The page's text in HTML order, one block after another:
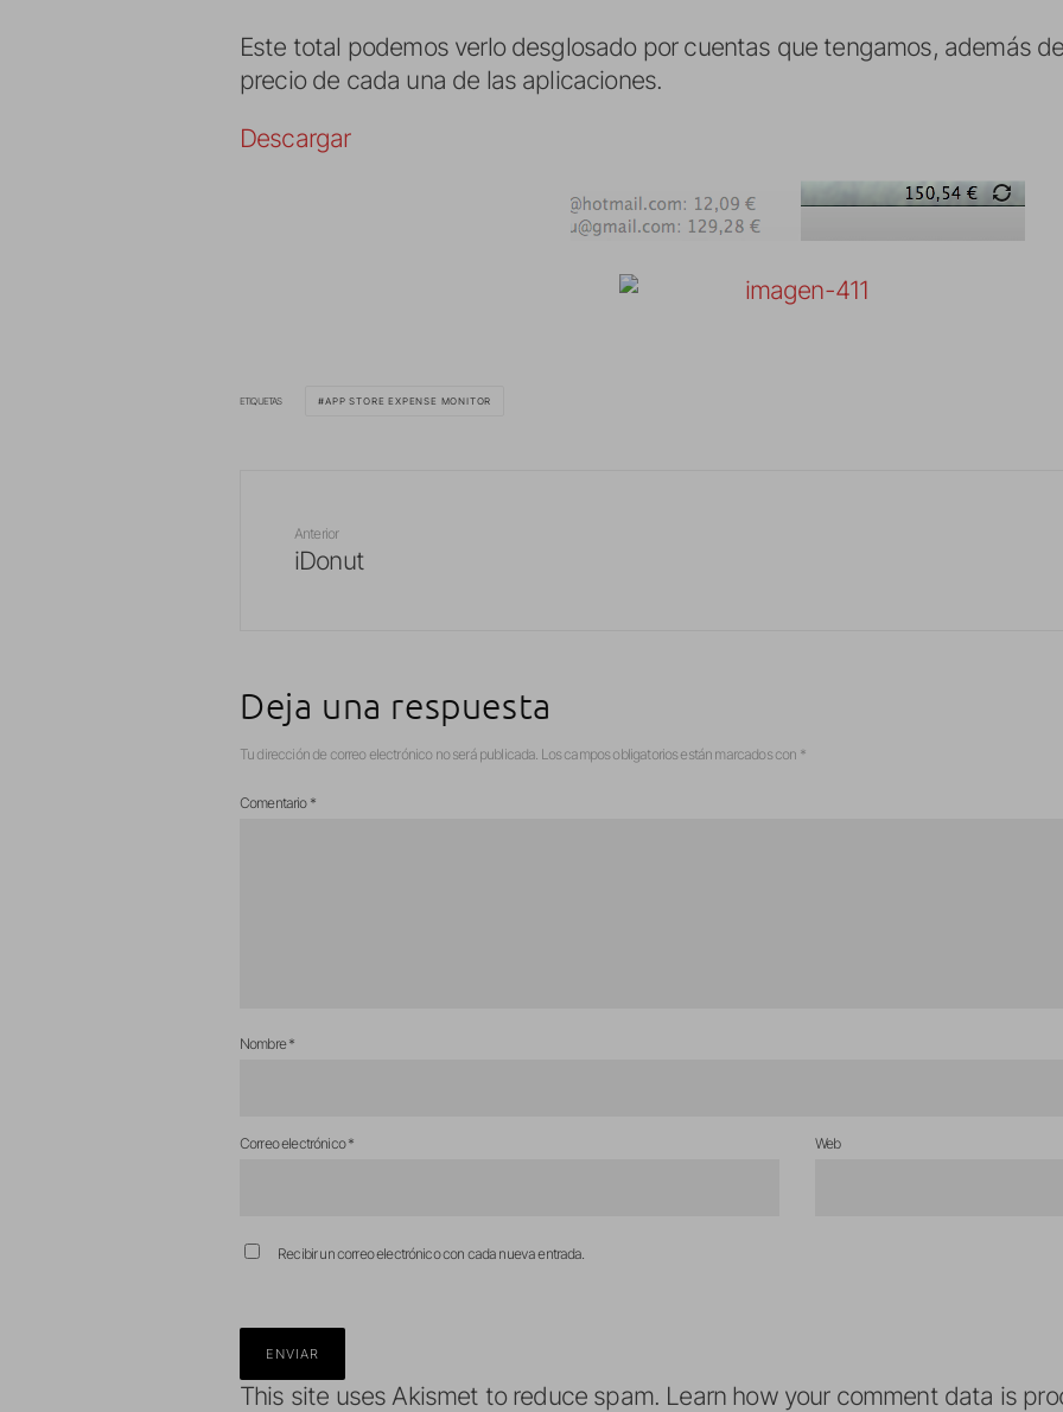
Este total podemos verlo desglosado por cuentas que tengamos, además
precio de cada una de las aplicaciones.
Descargar
ETIQUETAS APP STORE EXPENSE MONITOR
Anterior
iDonut
Deja una respuesta
Tu dirección de correo electrónico no será publicada. Los campos obligatorios están marcados con *
Comentario *
Nombre*
Correo electrónico* Web
Recibir un correo electrónico con cada nueva entrada.
This site uses Akismet to reduce spam. Learn how your comment data is